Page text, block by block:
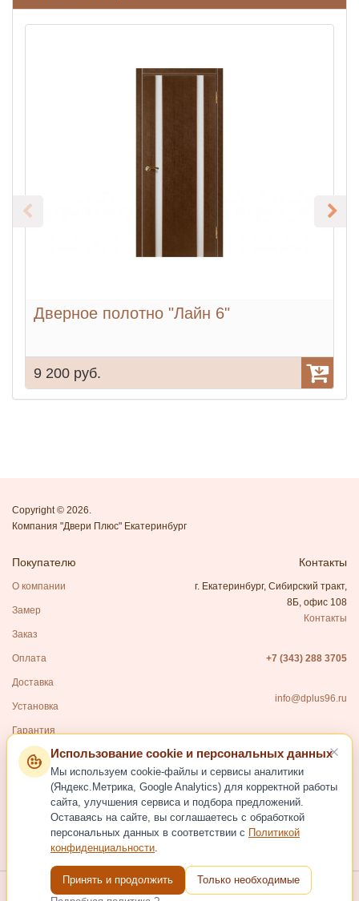
Дверное полотно "Лайн 6"
9 200 руб.
Copyright © 2026.
Компания "Двери Плюс" Екатеринбург
Покупателю
О компании
Замер
Заказ
Оплата
Доставка
Установка
Гарантия
Контакты
г. Екатеринбург, Сибирский тракт,
8Б, офис 108
Контакты
+7 (343) 288 3705
info@dplus96.ru
Каталог
Входные двери
Межкомнатные двери
Фурнитура для дверей
Использование cookie и персональных данных
Мы используем cookie-файлы и сервисы аналитики
(Яндекс.Метрика, Google Analytics) для корректной работы
сайта, улучшения сервиса и подбора предложений.
Оставаясь на сайте, вы соглашаетесь с обработкой
персональных данных в соответствии с
Политикой
конфиденциальности.
Принять и продолжить
Только необходимые